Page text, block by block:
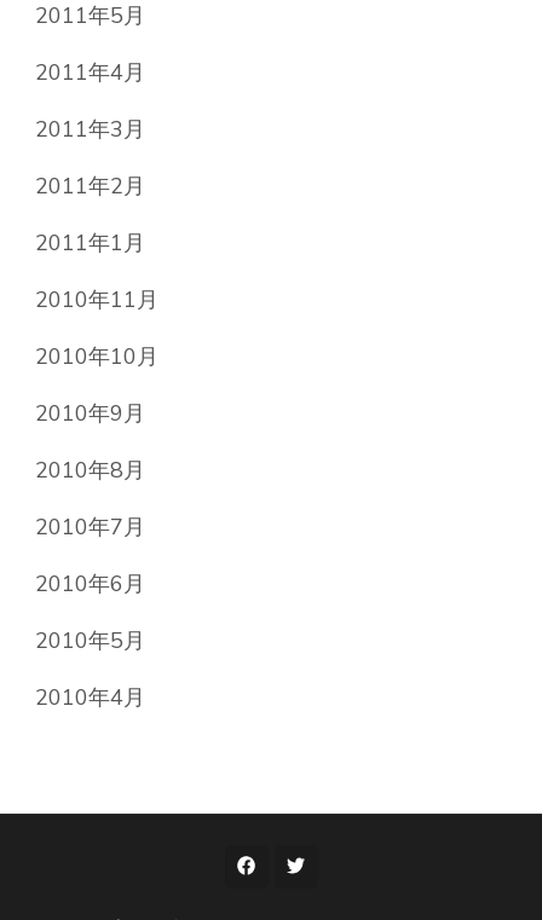
2011年5月
2011年4月
2011年3月
2011年2月
2011年1月
2010年11月
2010年10月
2010年9月
2010年8月
2010年7月
2010年6月
2010年5月
2010年4月